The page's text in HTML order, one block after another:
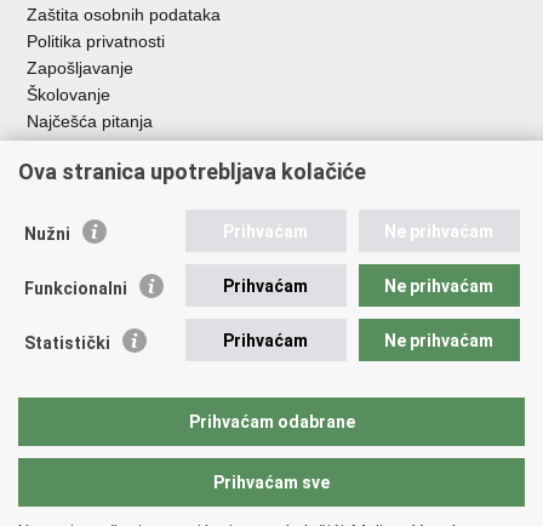
Zaštita osobnih podataka
Politika privatnosti
Zapošljavanje
Školovanje
Najčešća pitanja
Važne poveznice
EMN Nacionalna kontaktna točka za Republiku Hrvatsku
Policijska akademija
Zaklada policijske solidarnosti
Udruge
Ova stranica upotrebljava kolačiće
Nužni Prihvaćam Ne prihvaćam
Funkcionalni Prihvaćam Ne prihvaćam
Statistički Prihvaćam Ne prihvaćam
Prihvaćam odabrane
Prihvaćam sve